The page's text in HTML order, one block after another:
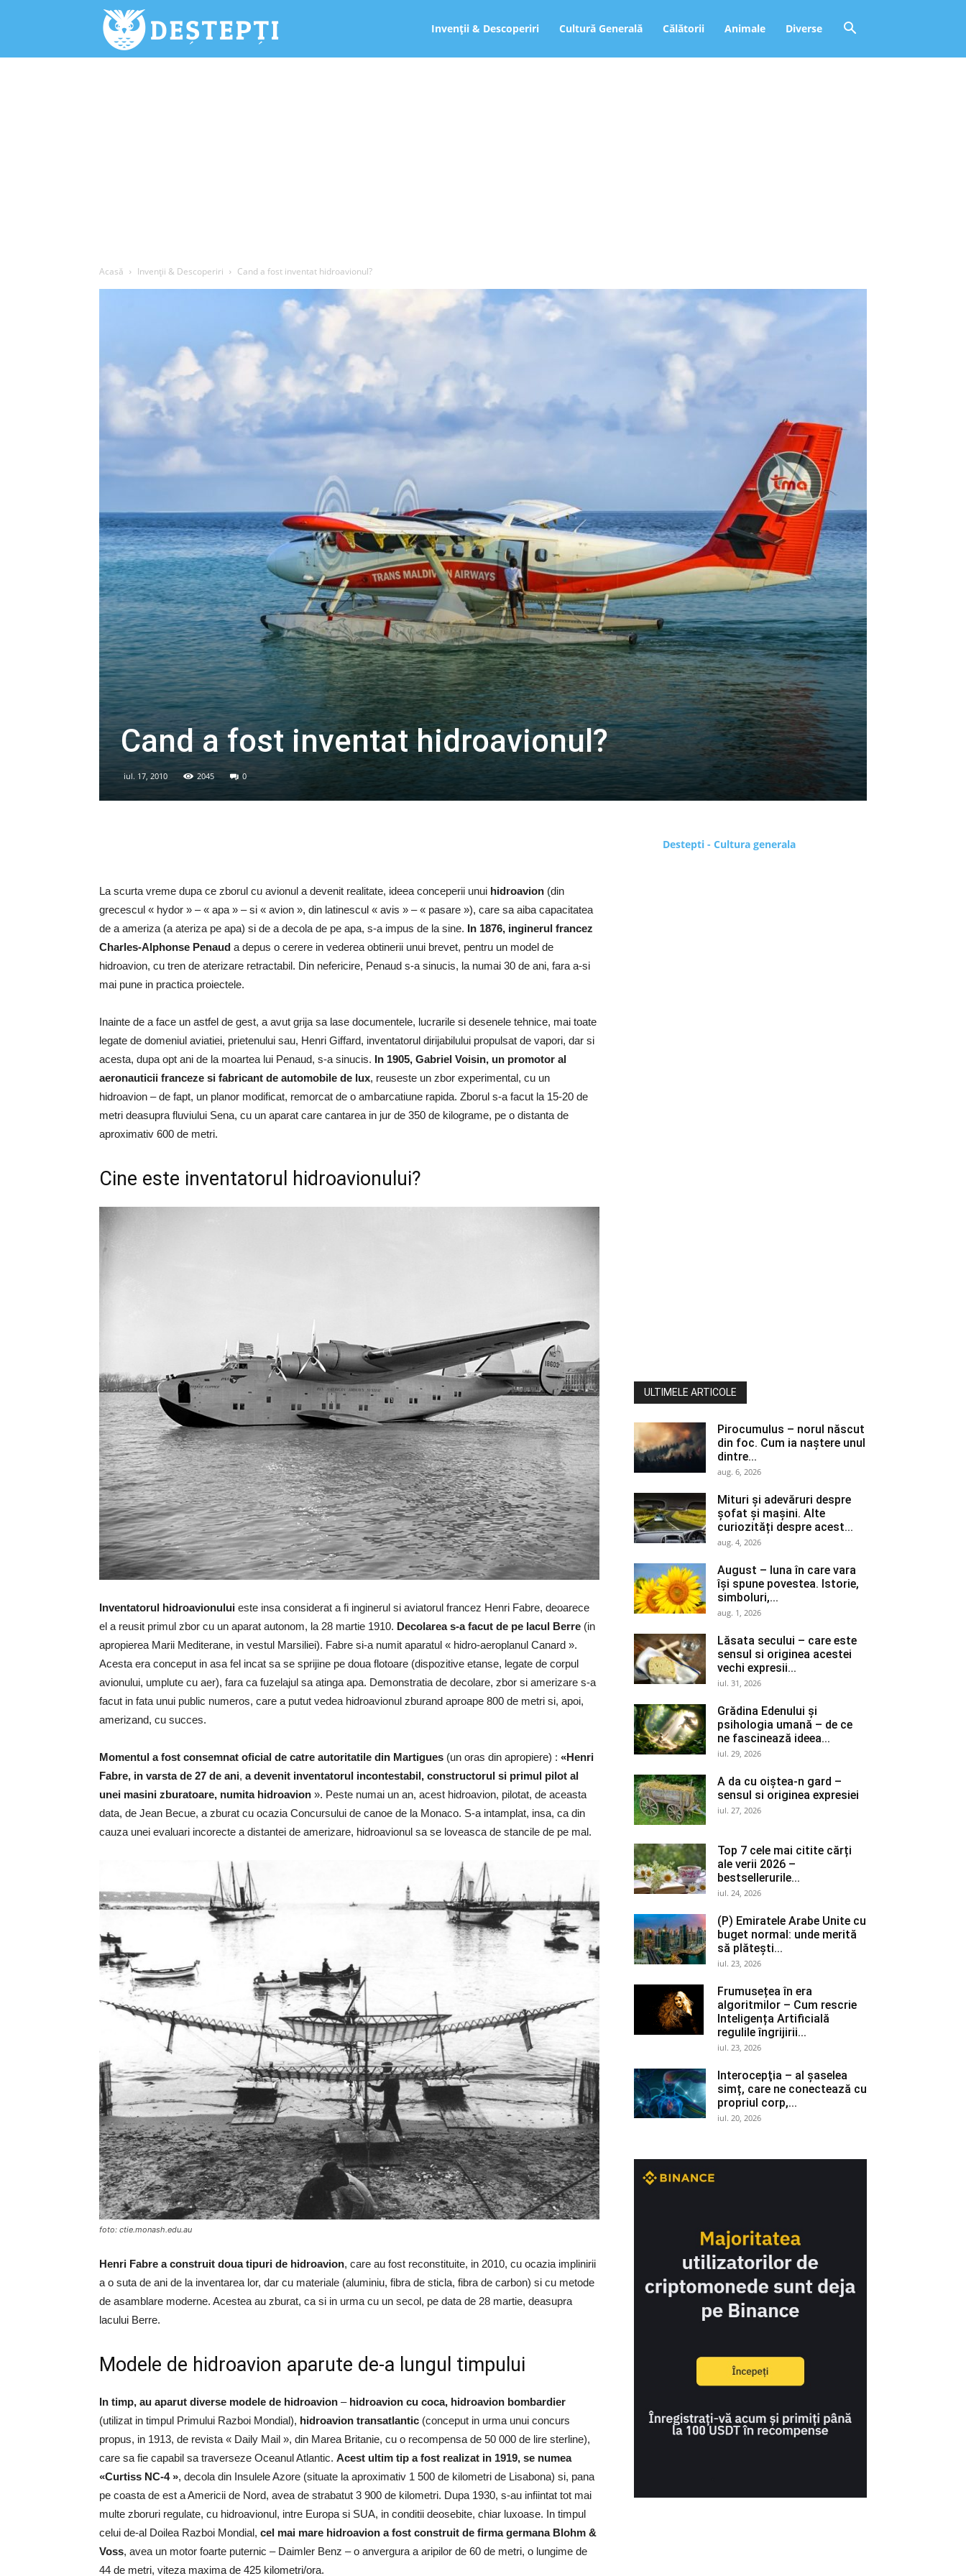
Deștepți.ro Invenții & Descoperiri Cultură Generală Călătorii Animale Diverse
Acasă Invenții & Descoperiri Cand a fost inventat hidroavionul?
Cand a fost inventat hidroavionul?
iul. 17, 2010 2045 0
La scurta vreme dupa ce zborul cu avionul a devenit realitate, ideea conceperii unui hidroavion (din
grecescul « hydor » – « apa » – si « avion », din latinescul « avis » – « pasare »), care sa aiba capacitatea
de a ameriza (a ateriza pe apa) si de a decola de pe apa, s-a impus de la sine. In 1876, inginerul francez
Charles-Alphonse Penaud a depus o cerere in vederea obtinerii unui brevet, pentru un model de
hidroavion, cu tren de aterizare retractabil. Din nefericire, Penaud s-a sinucis, la numai 30 de ani, fara a-si
mai pune in practica proiectele.
Inainte de a face un astfel de gest, a avut grija sa lase documentele, lucrarile si desenele tehnice, mai toate
legate de domeniul aviatiei, prietenului sau, Henri Giffard, inventatorul dirijabilului propulsat de vapori, dar si
acesta, dupa opt ani de la moartea lui Penaud, s-a sinucis. In 1905, Gabriel Voisin, un promotor al
aeronauticii franceze si fabricant de automobile de lux, reuseste un zbor experimental, cu un
hidroavion – de fapt, un planor modificat, remorcat de o ambarcatiune rapida. Zborul s-a facut la 15-20 de
metri deasupra fluviului Sena, cu un aparat care cantarea in jur de 350 de kilograme, pe o distanta de
aproximativ 600 de metri.
Cine este inventatorul hidroavionului?
Inventatorul hidroavionului este insa considerat a fi inginerul si aviatorul francez Henri Fabre, deoarece
el a reusit primul zbor cu un aparat autonom, la 28 martie 1910. Decolarea s-a facut de pe lacul Berre (in
apropierea Marii Mediterane, in vestul Marsiliei). Fabre si-a numit aparatul « hidro-aeroplanul Canard ».
Acesta era conceput in asa fel incat sa se sprijine pe doua flotoare (dispozitive etanse, legate de corpul
avionului, umplute cu aer), fara ca fuzelajul sa atinga apa. Demonstratia de decolare, zbor si amerizare s-a
facut in fata unui public numeros, care a putut vedea hidroavionul zburand aproape 800 de metri si, apoi,
amerizand, cu succes.
Momentul a fost consemnat oficial de catre autoritatile din Martigues (un oras din apropiere) : «Henri
Fabre, in varsta de 27 de ani, a devenit inventatorul incontestabil, constructorul si primul pilot al
unei masini zburatoare, numita hidroavion ». Peste numai un an, acest hidroavion, pilotat, de aceasta
data, de Jean Becue, a zburat cu ocazia Concursului de canoe de la Monaco. S-a intamplat, insa, ca din
cauza unei evaluari incorecte a distantei de amerizare, hidroavionul sa se loveasca de stancile de pe mal.
foto: ctie.monash.edu.au
Henri Fabre a construit doua tipuri de hidroavion, care au fost reconstituite, in 2010, cu ocazia implinirii
a o suta de ani de la inventarea lor, dar cu materiale (aluminiu, fibra de sticla, fibra de carbon) si cu metode
de asamblare moderne. Acestea au zburat, ca si in urma cu un secol, pe data de 28 martie, deasupra
lacului Berre.
Modele de hidroavion aparute de-a lungul timpului
In timp, au aparut diverse modele de hidroavion –hidroavion cu coca, hidroavion bombardier
(utilizat in timpul Primului Razboi Mondial), hidroavion transatlantic (conceput in urma unui concurs
propus, in 1913, de revista « Daily Mail », din Marea Britanie, cu o recompensa de 50 000 de lire sterline),
care sa fie capabil sa traverseze Oceanul Atlantic. Acest ultim tip a fost realizat in 1919, se numea
«Curtiss NC-4 », decola din Insulele Azore (situate la aproximativ 1 500 de kilometri de Lisabona) si, pana
pe coasta de est a Americii de Nord, avea de strabatut 3 900 de kilometri. Dupa 1930, s-au infiintat tot mai
multe zboruri regulate, cu hidroavionul, intre Europa si SUA, in conditii deosebite, chiar luxoase. In timpul
celui de-al Doilea Razboi Mondial, cel mai mare hidroavion a fost construit de firma germana Blohm &
Voss, avea un motor foarte puternic – Daimler Benz – o anvergura a aripilor de 60 de metri, o lungime de
44 de metri, viteza maxima de 425 kilometri/ora.
Destepti - Cultura generala
ULTIMELE ARTICOLE
Pirocumulus – norul născut
din foc. Cum ia naștere unul
dintre...
aug. 6, 2026
Mituri și adevăruri despre
șofat și mașini. Alte
curiozități despre acest...
aug. 4, 2026
August – luna în care vara
își spune povestea. Istorie,
simboluri,...
aug. 1, 2026
Lăsata secului – care este
sensul si originea acestei
vechi expresii...
iul. 31, 2026
Grădina Edenului și
psihologia umană – de ce
ne fascinează ideea...
iul. 29, 2026
A da cu oiștea-n gard –
sensul si originea expresiei
iul. 27, 2026
Top 7 cele mai citite cărți
ale verii 2026 –
bestsellerurile...
iul. 24, 2026
(P) Emiratele Arabe Unite cu
buget normal: unde merită
să plătești...
iul. 23, 2026
Frumusețea în era
algoritmilor – Cum rescrie
Inteligența Artificială
regulile îngrijirii...
iul. 23, 2026
Interocepţia – al șaselea
simț, care ne conectează cu
propriul corp,...
iul. 20, 2026